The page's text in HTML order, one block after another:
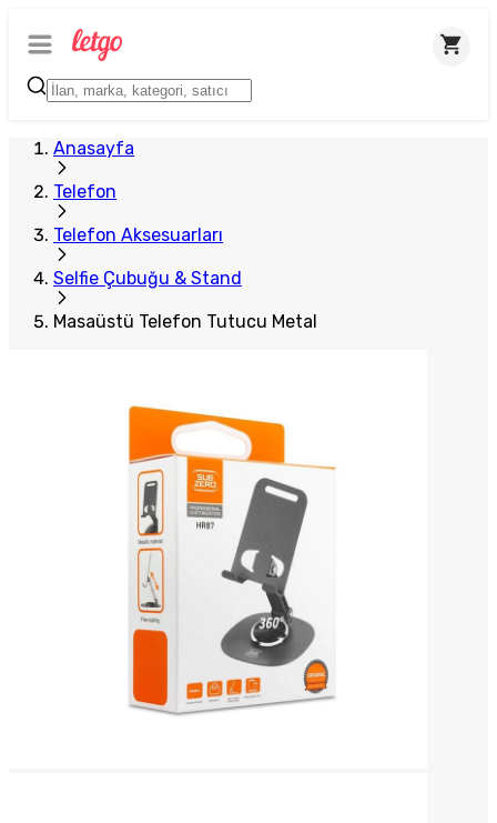
Anasayfa
Telefon
Telefon Aksesuarları
Selfie Çubuğu & Stand
Masaüstü Telefon Tutucu Metal